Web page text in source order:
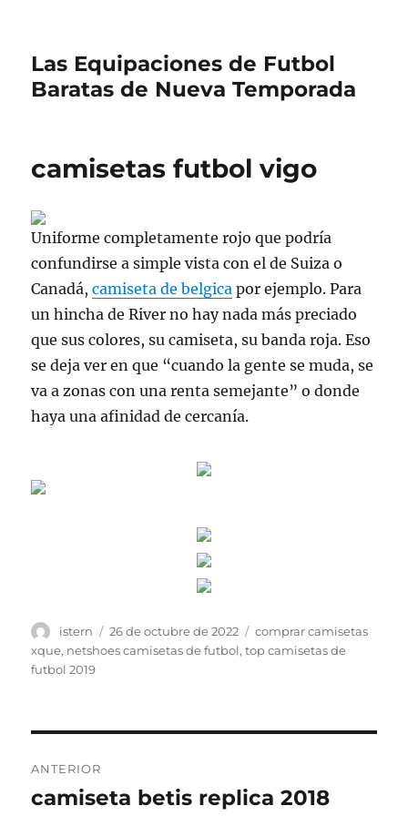
Las Equipaciones de Futbol
Baratas de Nueva Temporada
camisetas futbol vigo
Uniforme completamente rojo que podría
confundirse a simple vista con el de Suiza o
Canadá,camiseta de belgica por ejemplo. Para
un hincha de River no hay nada más preciado
que sus colores, su camiseta, su banda roja. Eso
se deja ver en que “cuando la gente se muda, se
va a zonas con una renta semejante” o donde
haya una afinidad de cercanía.
Autor
istern
Publicado
el
26 de octubre de 2022 Etiquetas
comprar camisetas
xque, netshoes camisetas de futbol,top camisetas de
futbol 2019
de
ANTERIOR
Entrada
camiseta betis replica 2018